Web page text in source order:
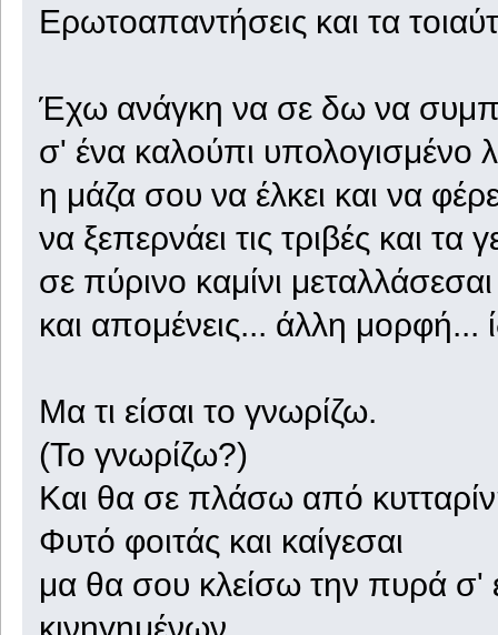
Ερωτοαπαντήσεις και τα
Έχω ανάγκη να σε δω να
σ' ένα καλούπι υπολογισμένο
η μάζα σου να έλκει και να
να ξεπερνάει τις τριβές και τα
σε πύρινο καμίνι μεταλλάσεσαι
και απομένεις... άλλη μορφή...
Μα τι είσαι το γνωρίζω.
(Το γνωρίζω?)
Και θα σε πλάσω από
Φυτό φοιτάς και καίγεσαι
μα θα σου κλείσω την πυρά σ'
κινηγημένων